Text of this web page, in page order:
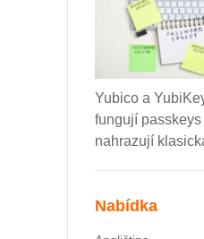
Yubico a
fungují passkeys
nahrazují
Nabídka